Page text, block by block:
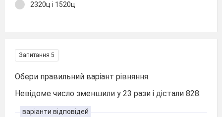
2320ц і 1520ц
Запитання 5
Обери правильний варіант рівняння.
Невідоме число зменшили у 23 рази і дістали 828.
варіанти відповідей